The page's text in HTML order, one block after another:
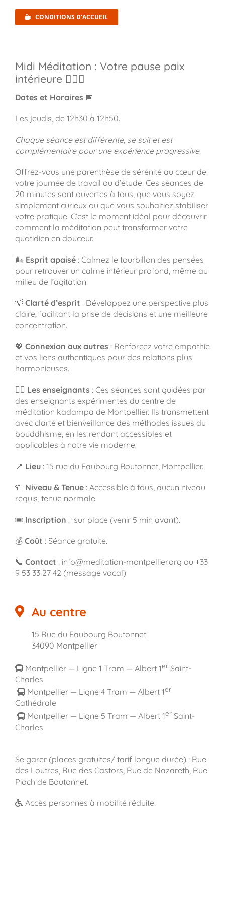
CONDITIONS D’ACCUEIL
Midi Méditation : Votre pause paix
intérieure 🧘‍♀️✨
Dates et Horaires 📅
Les jeudis, de 12h30 à 12h50.
Chaque séance est différente, se suit et est
complémentaire pour une expérience progressive.
Offrez-vous une parenthèse de sérénité au cœur de
votre journée de travail ou d’étude. Ces séances de
20 minutes sont ouvertes à tous, que vous soyez
simplement curieux ou que vous souhaitiez stabiliser
votre pratique. C’est le moment idéal pour découvrir
comment la méditation peut transformer votre
quotidien en douceur.
🌬️ Esprit apaisé: Calmez le tourbillon des pensées
pour retrouver un calme intérieur profond, même au
milieu de l’agitation.
💡 Clarté d’esprit : Développez une perspective plus
claire, facilitant la prise de décisions et une meilleure
concentration.
💖 Connexion aux autres : Renforcez votre empathie
et vos liens authentiques pour des relations plus
harmonieuses.
🧘‍♂️ Les enseignants : Ces séances sont guidées par
des enseignants expérimentés du centre de
méditation kadampa de Montpellier. Ils transmettent
avec clarté et bienveillance des méthodes issues du
bouddhisme, en les rendant accessibles et
applicables à notre vie moderne.
📍 Lieu: 15 rue du Faubourg Boutonnet, Montpellier.
👕 Niveau & Tenue: Accessible à tous, aucun niveau
requis, tenue normale.
🎟️ Inscription : sur place (venir 5 min avant).
💰 Coût : Séance gratuite.
📞 Contact : info@meditation-montpellier.org ou +33
9 53 33 27 42 (message vocal)
Au centre
15 Rue du Faubourg Boutonnet
34090 Montpellier
Montpellier — Ligne 1 Tram — Albert 1erSaint-
Charles
Montpellier — Ligne 4 Tram — Albert 1er
Cathédrale
Montpellier — Ligne 5 Tram — Albert 1erSaint-
Charles
Se garer (places gratuites/ tarif longue durée) : Rue
des Loutres, Rue des Castors, Rue de Nazareth, Rue
Pioch de Boutonnet.
Accès personnes à mobilité réduite